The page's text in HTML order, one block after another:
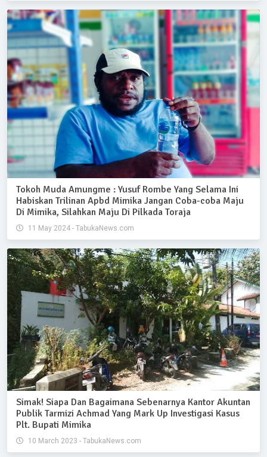
Tokoh Muda Amungme : Yusuf Rombe Yang Selama Ini
Habiskan Trilinan Apbd Mimika Jangan Coba-coba Maju
Di Mimika, Silahkan Maju Di Pilkada Toraja
11 May 2024 - TabukaNews.com
Simak! Siapa Dan Bagaimana Sebenarnya Kantor Akuntan
Publik Tarmizi Achmad Yang Mark Up Investigasi Kasus
Plt. Bupati Mimika
10 March 2023 - TabukaNews.com